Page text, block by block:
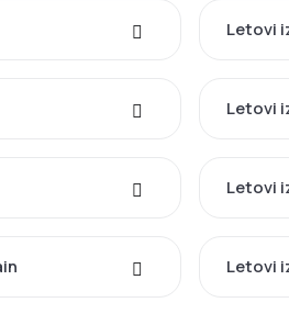
Letovi
Letovi
Letovi
Letovi